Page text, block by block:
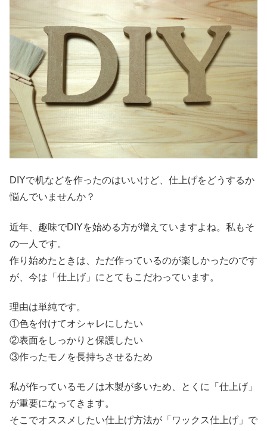
DIYで机などを作ったのはいいけど、仕上げをどうするか
悩んでいませんか？
近年、趣味でDIYを始める方が増えていますよね。私もそ
の一人です。
作り始めたときは、ただ作っているのが楽しかったのです
が、今は「仕上げ」にとてもこだわっています。
理由は単純です。
①色を付けてオシャレにしたい
②表面をしっかりと保護したい
③作ったモノを長持ちさせるため
私が作っているモノは木製が多いため、とくに「仕上げ」
が重要になってきます。
そこでオススメしたい仕上げ方法が「ワックス仕上げ」で